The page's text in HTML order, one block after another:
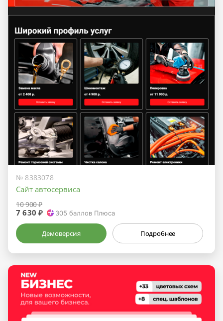
№ 8383078
Сайт автосервиса
10 900 ₽
7 630 ₽ 305 баллов Плюса
Демоверсия Подробнее